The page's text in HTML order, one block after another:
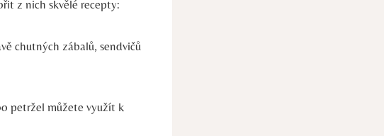
z nich skvělé recepty:
chutných zábalů, sendvičů
petržel můžete využít k